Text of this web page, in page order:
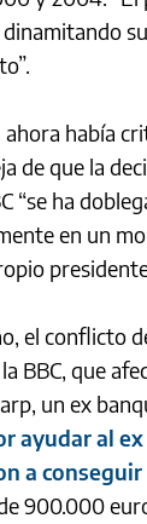
dinamitando
había
de que la
“se ha
en un
el conflicto
BBC, que
un ex
ayudar al
a
900.000